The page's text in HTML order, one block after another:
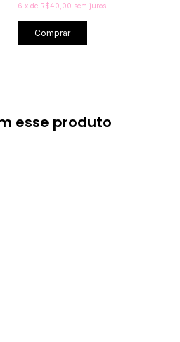
6 xde R$40,00 sem juros
Comprar
esse produto